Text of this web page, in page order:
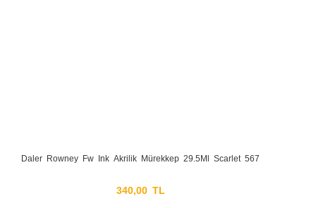
Daler Rowney Fw Ink Akrilik Mürekkep 29.5Ml Scarlet 567
340,00 TL